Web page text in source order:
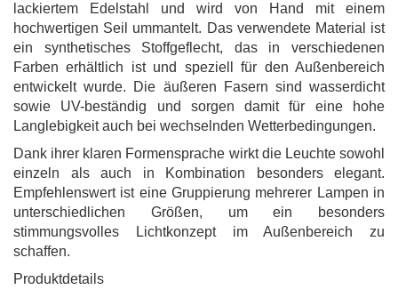
lackiertem Edelstahl und wird von Hand mit einem
hochwertigen Seil ummantelt. Das verwendete Material ist
ein synthetisches Stoffgeflecht, das in verschiedenen
Farben erhältlich ist und speziell für den Außenbereich
entwickelt wurde. Die äußeren Fasern sind wasserdicht
sowie UV-beständig und sorgen damit für eine hohe
Langlebigkeit auch bei wechselnden Wetterbedingungen.
Dank ihrer klaren Formensprache wirkt die Leuchte sowohl
einzeln als auch in Kombination besonders elegant.
Empfehlenswert ist eine Gruppierung mehrerer Lampen in
unterschiedlichen Größen, um ein besonders
stimmungsvolles Lichtkonzept im Außenbereich zu
schaffen.
Produktdetails